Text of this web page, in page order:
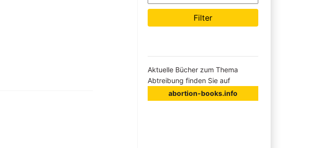
Aktuelle Bücher zum Thema
Abtreibung finden Sie auf
abortion-books.info